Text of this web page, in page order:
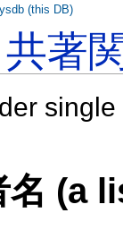
共著
名 (a
(this DB)